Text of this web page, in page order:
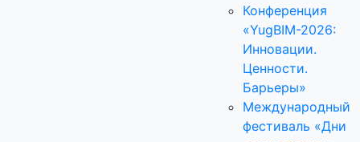
Конференция
«YugBIM-2026:
Инновации.
Ценности.
Барьеры»
Международный
фестиваль «Дни